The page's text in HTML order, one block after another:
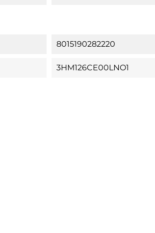
8015190282220
3HM126CE00LNO1